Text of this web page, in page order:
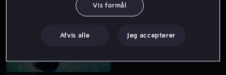
Vis formål
Afvis alle Jeg accepterer